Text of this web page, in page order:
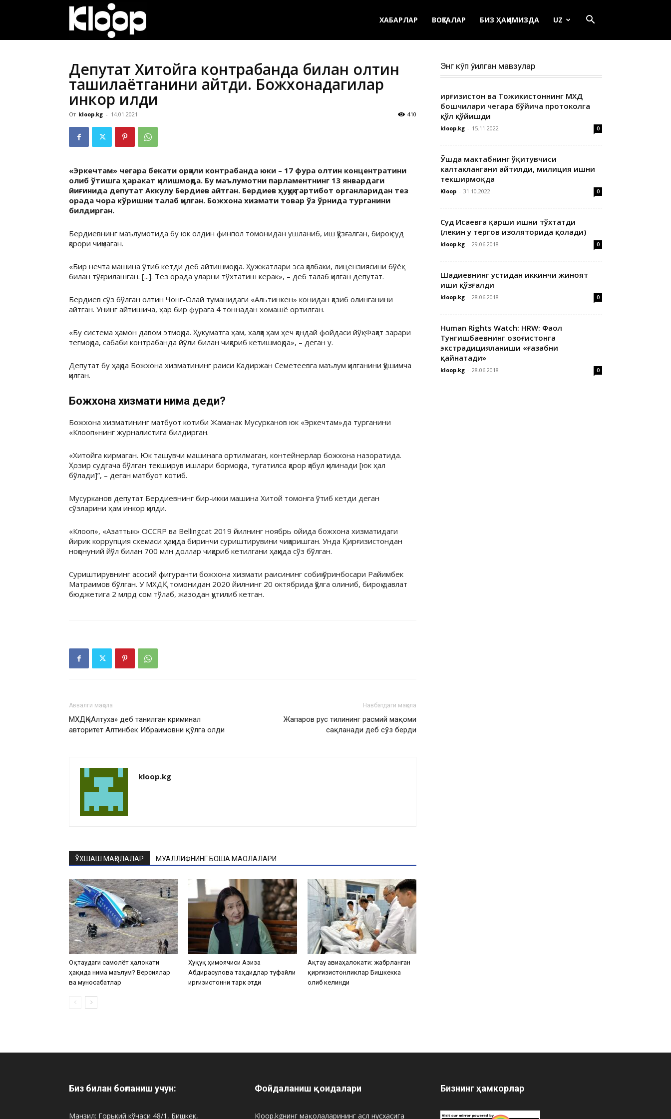
ХАБАРЛАР ВОҚЕАЛАР БИЗ ҲАҚИМИЗДА UZ
Депутат Хитойга контрабанда билан олтин
ташилаётганини айтди. Божхонадагилар
инкор қилди
От kloop.kg - 14.01.2021 410
«Эркечтам» чегара бекати орқали контрабанда юки – 17 фура олтин концентратини
олиб ўтишга ҳаракат қилишмоқда. Бу маълумотни парламентнинг 13 январдаги
йиғинида депутат Аккулу Бердиев айтган. Бердиев ҳуқуқ тартибот органларидан тез
орада чора кўришни талаб қилган. Божхона хизмати товар ўз ўрнида турганини
билдирган.
Бердиевнинг маълумотида бу юк олдин финпол томонидан ушланиб, иш қўзғалган, бироқ суд
қарори чиқмаган.
«Бир нечта машина ўтиб кетди деб айтишмоқда. Ҳужжатлари эса қалбаки, лицензиясини бўёқ
билан тўғрилашган. [...]. Тез орада уларни тўхтатиш керак», – деб талаб қилган депутат.
Бердиев сўз бўлган олтин Чонг-Олай туманидаги «Альтинкен» конидан қазиб олинганини
айтган. Унинг айтишича, ҳар бир фурага 4 тоннадан хомашё ортилган.
«Бу система ҳамон давом этмоқда. Ҳукуматга ҳам, халққа ҳам ҳеч қандай фойдаси йўқ. Фақат зарари
тегмоқда, сабаби контрабанда йўли билан чиқариб кетишмоқда», – деган у.
Депутат бу ҳақда Божхона хизматининг раиси Кадиржан Семетеевга маълум қилганини қўшимча
қилган.
Божхона хизмати нима деди?
Божхона хизматининг матбуот котиби Жаманак Мусурканов юк «Эркечтам»да турганини
«Клооп»нинг журналистига билдирган.
«Хитойга кирмаган. Юк ташувчи машинага ортилмаган, контейнерлар божхона назоратида.
Ҳозир судгача бўлган текширув ишлари бормоқда, тугатилса қарор қабул қилинади [юк ҳал
бўлади]”, – деган матбуот котиб.
Мусурканов депутат Бердиевнинг бир-икки машина Хитой томонга ўтиб кетди деган
сўзларини ҳам инкор қилди.
«Клооп», «Азаттык» OCCRP ва Bellingcat 2019 йилнинг ноябрь ойида божхона хизматидаги
йирик коррупция схемаси ҳақида биринчи суриштирувини чиқаришган. Унда Қирғизистондан
ноқонуний йўл билан 700 млн доллар чиқариб кетилгани ҳақида сўз бўлган.
Суриштирувнинг асосий фигуранти божхона хизмати раисининг собиқ ўринбосари Райимбек
Матраимов бўлган. У МХДҚ томонидан 2020 йилнинг 20 октябрида қўлга олиниб, бироқ давлат
бюджетига 2 млрд сом тўлаб, жазодан қутилиб кетган.
Аввалги мақола
МХДҚ «Алтуха» деб танилган криминал
авторитет Алтинбек Ибраимовни қўлга олди
Навбатдаги мақола
Жапаров рус тилининг расмий мақоми
сақланади деб сўз берди
kloop.kg
ЎХШАШ МАҚОЛАЛАР МУАЛЛИФНИНГ БОШҚА МАҚОЛАЛАРИ
Оқтаудаги самолёт ҳалокати
ҳақида нима маълум? Версиялар
ва муносабатлар
Ҳуқуқ ҳимоячиси Азиза
Абдирасулова таҳдидлар туфайли
Қирғизистонни тарк этди
Ақтау авиаҳалокати: жабрланган
қирғизистонликлар Бишкекка
олиб келинди
Энг кўп ўқилган мавзулар
Қирғизистон ва Тожикистоннинг МХДҚ
бошчилари чегара бўйича протоколга
қўл қўйишди
kloop.kg - 15.11.2022 0
Ўшда мактабнинг ўқитувчиси
калтаклангани айтилди, милиция ишни
текширмоқда
Kloop - 31.10.2022 0
Суд Исаевга қарши ишни тўхтатди
(лекин у тергов изоляторида қолади)
kloop.kg - 29.06.2018 0
Шадиевнинг устидан иккинчи жиноят
иши қўзғалди
kloop.kg - 28.06.2018 0
Human Rights Watch: HRW: Фаол
Тунгишбаевнинг Қозоғистонга
экстрадицияланиши «ғазабни
қайнатади»
kloop.kg - 28.06.2018 0
Биз билан боғланиш учун:
Манзил: Горький кўчаси 48/1, Бишкек,
Фойдаланиш қоидалари
Kloop.kgнинг мақолаларининг асл нусхасига
Бизнинг ҳамкорлар